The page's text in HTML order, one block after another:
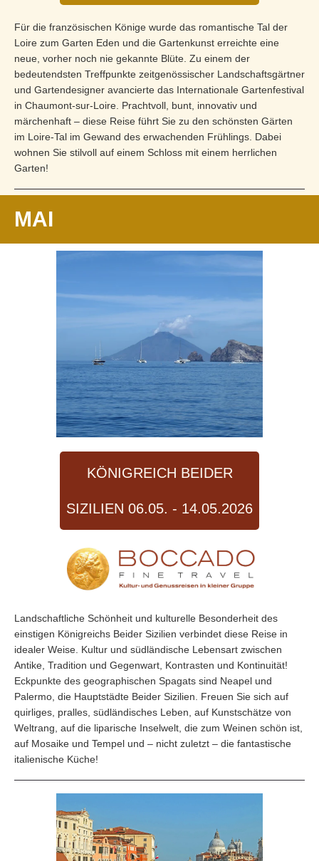
Für die französischen Könige wurde das romantische Tal der
Loire zum Garten Eden und die Gartenkunst erreichte eine
neue, vorher noch nie gekannte Blüte. Zu einem der
bedeutendsten Treffpunkte zeitgenössi­scher Landschaftsgärtner
und Gartendesigner avancierte das Internatio­nale Gartenfestival
in Chaumont-sur-Loire. Prachtvoll, bunt, inno­vativ und
märchenhaft – diese Reise führt Sie zu den schönsten Gär­ten
im Loire-Tal im Gewand des erwachenden Frühlings. Dabei
wohnen Sie stilvoll auf einem Schloss mit einem herrlichen
Garten!
MAI
KÖNIGREICH BEIDER
SIZILIEN 06.05. - 14.05.2026
Landschaftliche Schönheit und kulturelle Besonderheit des
einstigen Königreichs Beider Sizilien verbindet diese Reise in
idealer Weise. Kultur und südländische Lebensart zwischen
Antike, Tradition und Gegenwart, Kontrasten und Kontinuität!
Eckpunkte des geographischen Spagats sind Neapel und
Palermo, die Hauptstädte Beider Sizi­lien. Freuen Sie sich auf
quirliges, pralles, südländisches Leben, auf Kunstschätze von
Weltrang, auf die liparische Inselwelt, die zum Weinen schön ist,
auf Mosaike und Tempel und – nicht zuletzt – die fantastische
italienische Küche!